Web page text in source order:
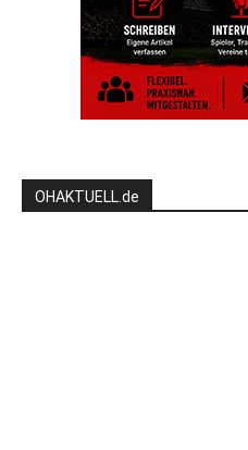
OHAKTUELL.de